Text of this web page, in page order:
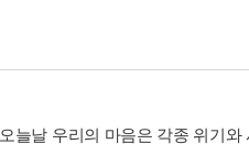
오늘날 우리의 마음은 각종 위기